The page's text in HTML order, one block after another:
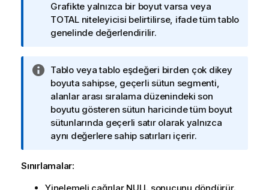
o
t
u
Grafikte yalnızca bir boyut varsa veya
TOTALniteleyicisi belirtilirse, ifade tüm tablo
genelinde değerlendirilir.
B
i
l
g
i
n
t
Tablo veya tablo eşdeğeri birden çok dikey
boyuta sahipse, geçerli sütun segmenti,
alanlar arası sıralama düzenindeki son
boyutu gösteren sütun haricinde tüm boyut
sütunlarında geçerli satır olarak yalnızca
aynı değerlere sahip satırları içerir.
Sınırlamalar: